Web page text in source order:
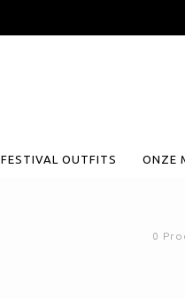
FESTIVAL OUTFITS ONZE
0